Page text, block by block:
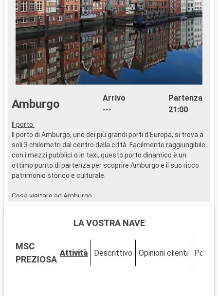
Amburgo
Arrivo
---
Partenza
21:00
Il porto:
Il porto di Amburgo, uno dei più grandi porti d'Europa, si trova a
soli 3 chilometri dal centro della città. Facilmente raggiungibile
con i mezzi pubblici o in taxi, questo porto dinamico è un
ottimo punto di partenza per scoprire Amburgo e il suo ricco
patrimonio storico e culturale.
Cosa visitare ad Amburgo
Speicherstadt, un complesso di edifici storici dichiarati
Elbphilharmonie, un gioiello di architettura moderna. La
Reeperbahn, famosa per la sua vita notturna, e lo storico
mercato del pesce offrono un'immersione nella cultura locale.
LA VOSTRA NAVE
MSC
PREZIOSA
Attività Descrittivo Opinioni clienti Ponti